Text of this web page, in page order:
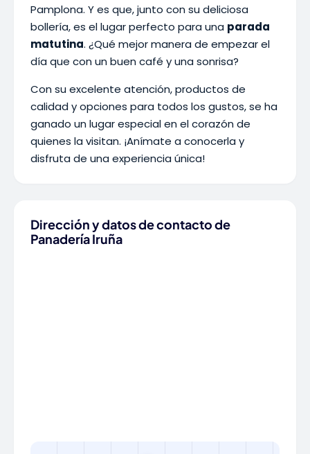
Pamplona. Y es que, junto con su deliciosa
bollería, es el lugar perfecto para una parada
matutina. ¿Qué mejor manera de empezar el
día que con un buen café y una sonrisa?
Con su excelente atención, productos de
calidad y opciones para todos los gustos, se ha
ganado un lugar especial en el corazón de
quienes la visitan. ¡Anímate a conocerla y
disfruta de una experiencia única!
Dirección y datos de contacto de
Panadería Iruña